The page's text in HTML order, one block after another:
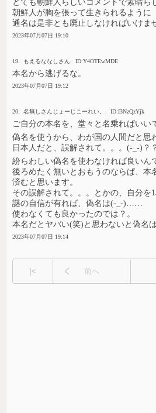
とても朝鮮人らしいコメントで素晴ら
朝鮮人が胸を張って生きられるように
通名は是非とも廃止しなければいけま
2023年07月07日 19:10
19. もえるななしさん. ID:Y4OTEwMDE
本名から逃げるな。
2023年07月07日 19:12
20. 名無しさんじょーじこーれい。. ID:I3NzQzYjk
ご自分の本名を、堂々と名乗ればいい
偽名を使うから、わが国の人間だと思
日本人だと、誤解されて。。。(-_-)？
紛らわしい偽名を使わなければ良いん
後ろめたく無いとおもうのならぱ、本
済むと思います。
その誤解されて。。。とかの、自分を
謎の自信が有れば、偽名は(-_-)……
使わなくても良かったのでは？。
本名だとヤバい(笑)と思わないと偽名
2023年07月07日 19:14
|< 前へ